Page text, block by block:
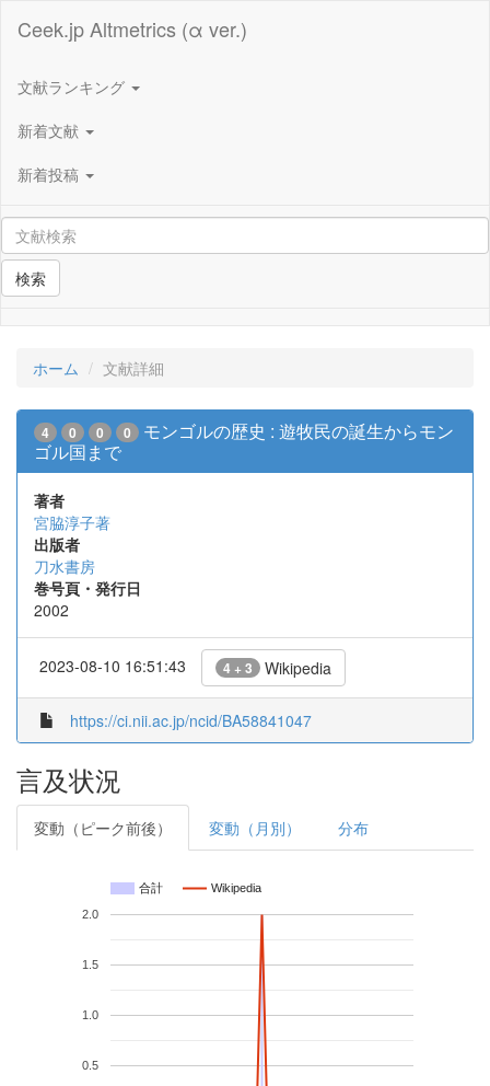
Ceek.jp Altmetrics (α ver.)
文献ランキング
新着文献
新着投稿
検索
ホーム 文献詳細
4 0 0 0
モンゴルの歴史 : 遊牧民の誕生からモン
ゴル国まで
著者
宮脇淳子著
出版者
刀水書房
巻号頁・発行日
2002
2023-08-10 16:51:43 4 + 3 Wikipedia
https://ci.nii.ac.jp/ncid/BA58841047
言及状況
変動（ピーク前後） 変動（月別） 分布
合計 Wikipedia
0.5
1.0
1.5
2.0